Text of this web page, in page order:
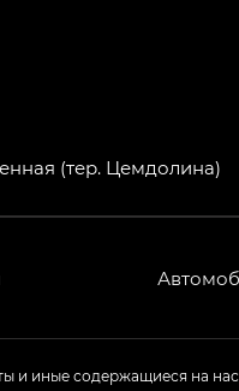
(тер. Цемдолина)
и иные содержащиеся на